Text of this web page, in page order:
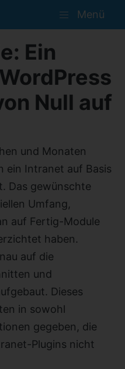
Menü
Ein
Null auf
und Monaten
ein Intranet auf Basis
Das gewünschte
Umfang,
auf Fertig-Module
haben.
auf die
und
Dieses
in sowohl
gegeben, die
Plugins nicht